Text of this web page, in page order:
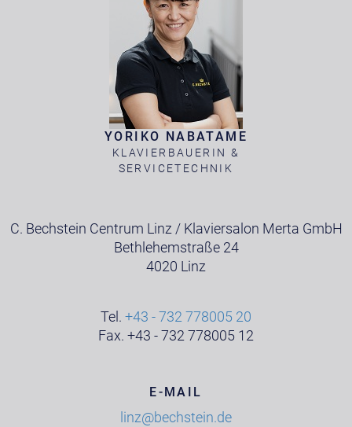
YORIKO NABATAME
KLAVIERBAUERIN &
SERVICETECHNIK
C. Bechstein Centrum Linz / Klaviersalon Merta GmbH
Bethlehemstraße 24
4020 Linz
Tel. +43 - 732 778005 20
Fax. +43 - 732 778005 12
E-MAIL
linz@bechstein.de